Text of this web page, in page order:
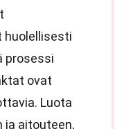
prosessi
ovat
Luota
ja aitouteen,